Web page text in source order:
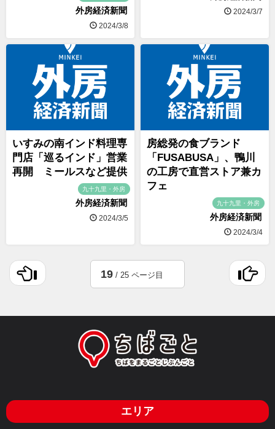
外房経済新聞
2024/3/8
2024/3/7
いすみの南インド料理専
門店「巡るインド」営業
再開 ミールスなど提供
九十九里・外房
外房経済新聞
2024/3/5
房総発の食ブランド
「FUSABUSA」、鴨川
の工房で直営ストア兼カ
フェ
九十九里・外房
外房経済新聞
2024/3/4
19 / 25 ページ目
エリア